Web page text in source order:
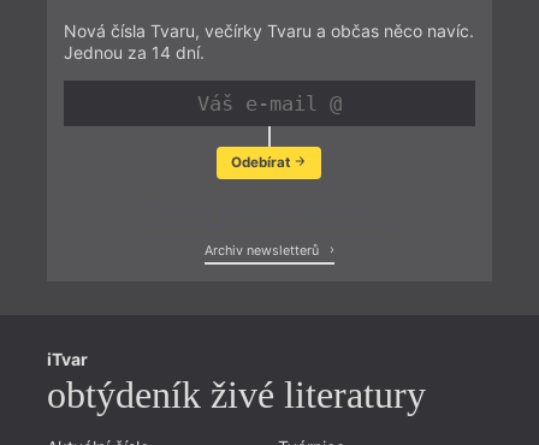
Nová čísla Tvaru, večírky Tvaru a občas něco navíc.
Jednou za 14 dní.
Odebírat
Archiv newsletterů
iTvar
obtýdeník živé literatury